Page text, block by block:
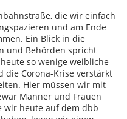
die wir einfach
und am Ende
Ein Blick in die
und Behörden spricht
so wenige weibliche
die Corona-Krise verstärkt
Hier müssen wir mit
Männer und Frauen
wir heute auf dem dbb